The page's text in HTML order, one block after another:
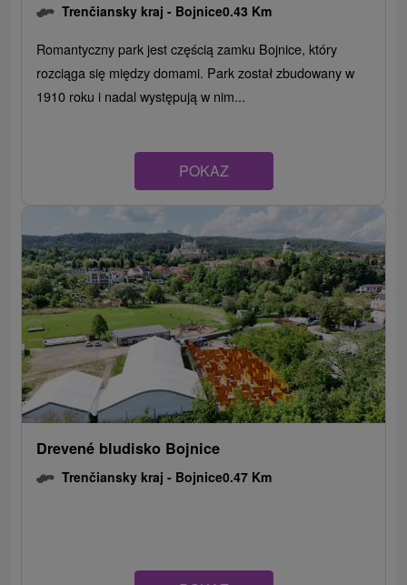
Trenčiansky kraj - Bojnice0.43 Km
Romantyczny park jest częścią zamku Bojnice, który
rozciąga się między domami. Park został zbudowany w
1910 roku i nadal występują w nim...
POKAZ
Drevené bludisko Bojnice
Trenčiansky kraj - Bojnice0.47 Km